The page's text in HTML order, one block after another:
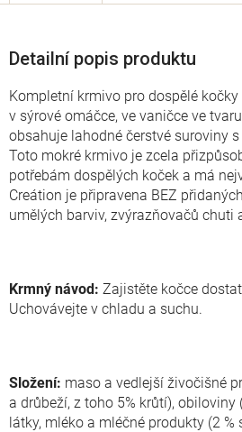
Detailní popis produktu
Kompletní krmivo pro dospělé
v sýrové omáčce, ve vaničce ve
obsahuje lahodné čerstvé suroviny
Toto mokré krmivo je zcela
potřebám dospělých koček a má
Creátion je připravena BEZ
umělých barviv, zvýrazňovačů chuti
Krmný návod: Zajistěte kočce
Uchovávejte v chladu a suchu.
Složení: maso a vedlejší živočišné
a drůbeží, z toho 5% krůtí), obiloviny
látky, mléko a mléčné produkty (2 %